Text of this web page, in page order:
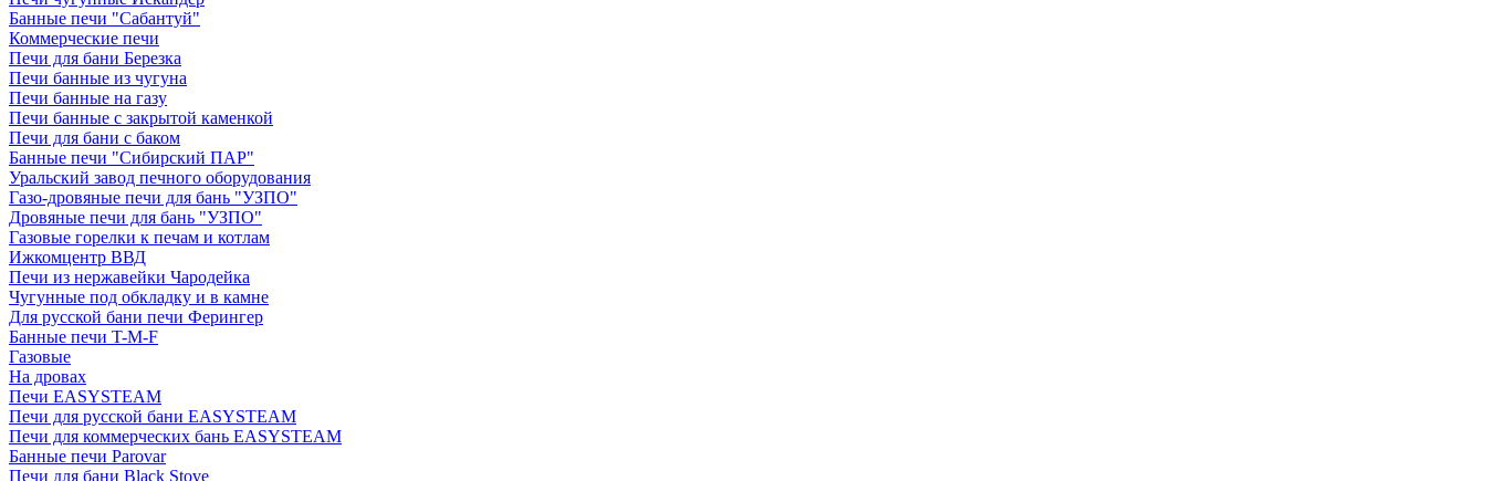
Банные печи "Сабантуй"
Коммерческие печи
Печи для бани Березка
Печи банные из чугуна
Печи банные на газу
Печи банные с закрытой каменкой
Печи для бани с баком
Банные печи "Сибирский ПАР"
Уральский завод печного оборудования
Газо-дровяные печи для бань "УЗПО"
Дровяные печи для бань "УЗПО"
Газовые горелки к печам и котлам
Ижкомцентр ВВД
Печи из нержавейки Чародейка
Чугунные под обкладку и в камне
Для русской бани печи Ферингер
Банные печи T-M-F
Газовые
На дровах
Печи EASYSTEAM
Печи для русской бани EASYSTEAM
Печи для коммерческих бань EASYSTEAM
Банные печи Parovar
Печи для бани Black Stove